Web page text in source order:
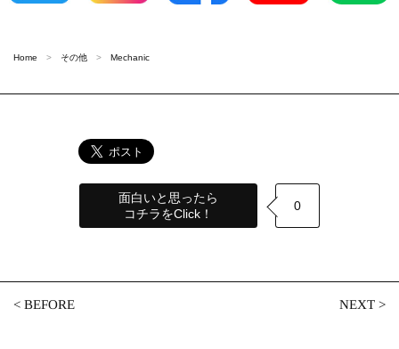
Home その他 Mechanic
面白いと思ったら
コチラをClick！
0
<BEFORE NEXT>